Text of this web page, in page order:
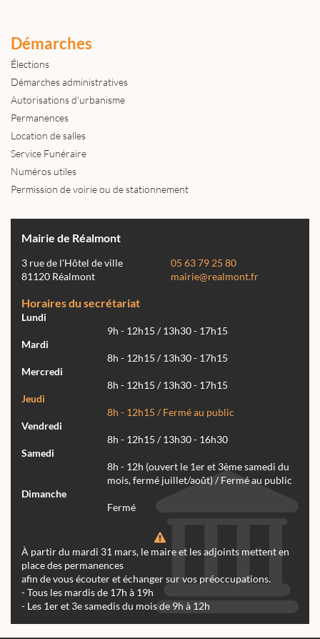
Démarches
Élections
Démarches administratives
Autorisations d'urbanisme
Permanences
Location de salles
Service Funéraire
Numéros utiles
Permission de voirie ou de stationnement
Mairie de Réalmont
3 rue de l'Hôtel de ville
81120 Réalmont
05 63 79 25 80
mairie@realmont.fr
Horaires du secrétariat
Lundi
9h - 12h15 / 13h30 - 17h15
Mardi
8h - 12h15 / 13h30 - 17h15
Mercredi
8h - 12h15 / 13h30 - 17h15
Jeudi
8h - 12h15 / Fermé au public
Vendredi
8h - 12h15 / 13h30 - 16h30
Samedi
8h - 12h (ouvert le 1er et 3ème samedi du
mois, fermé juillet/août) / Fermé au public
Dimanche
Fermé
À partir du mardi 31 mars, le maire et les adjoints mettent en
place des permanences
afin de vous écouter et échanger sur vos préoccupations.
- Tous les mardis de 17h à 19h
- Les 1er et 3e samedis du mois de 9h à 12h